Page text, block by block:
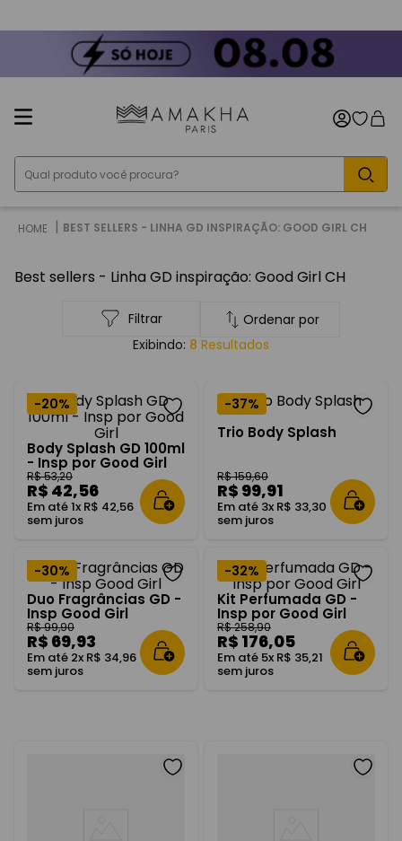
Qual produto você procura?
BEST SELLERS - LINHA GD INSPIRAÇÃO: GOOD GIRL CH
Best sellers - Linha GD inspiração: Good Girl CH
Filtrar
Ordenar por
8
-20%
Body Splash GD 100ml
- Insp por Good Girl
R$53,20
R$ 42,56
Em até1x R$ 42,56
sem juros
-37%
Trio Body Splash
R$159,60
R$ 99,91
Em até 3x R$ 33,30
sem juros
-30%
Duo Fragrâncias GD -
Insp Good Girl
R$99,90
R$ 69,93
Em até 2x R$ 34,96
sem juros
-32%
Kit Perfumada GD -
Insp por Good Girl
R$258,90
R$ 176,05
Em até 5x R$ 35,21
sem juros
TERMOS MAIS BUSCADOS
perfumes
3º
º
perfume contratipo
8º
kit
chic woman